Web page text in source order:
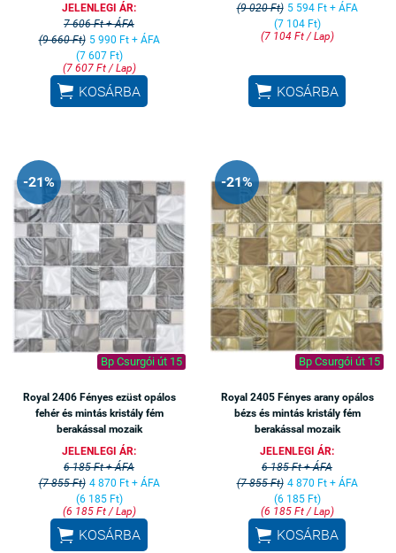
JELENLEGI ÁR:
7 606 Ft + ÁFA
(9 660 Ft) 5 990 Ft + ÁFA
(7 607 Ft)
(7 607 Ft / Lap)
 KOSÁRBA
(9 020 Ft) 5 594 Ft + ÁFA
(7 104 Ft)
(7 104 Ft / Lap)
 KOSÁRBA
-21%
Bp Csurgói út 15
Royal 2406 Fényes ezüst opálos
fehér és mintás kristály fém
berakással mozaik
JELENLEGI ÁR:
6 185 Ft + ÁFA
(7 855 Ft) 4 870 Ft + ÁFA
(6 185 Ft)
(6 185 Ft / Lap)
 KOSÁRBA
-21%
Bp Csurgói út 15
Royal 2405 Fényes arany opálos
bézs és mintás kristály fém
berakással mozaik
JELENLEGI ÁR:
6 185 Ft + ÁFA
(7 855 Ft) 4 870 Ft + ÁFA
(6 185 Ft)
(6 185 Ft / Lap)
 KOSÁRBA